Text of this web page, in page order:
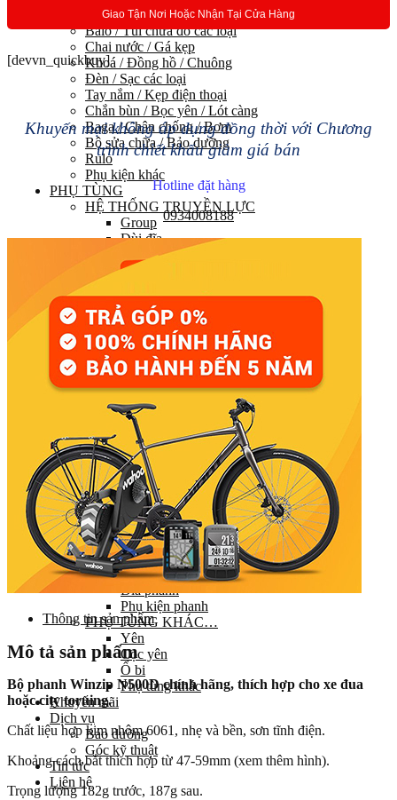
Trang phục đạp xe
Balo / Túi chứa đồ các loại
Chai nước / Gá kẹp
Khoá / Đồng hồ / Chuông
Đèn / Sạc các loại
Tay nắm / Kẹp điện thoại
Chắn bùn / Bọc yên / Lót càng
Baga / Chân chống / Bơm
Bộ sửa chữa / Bảo dưỡng
Rulo
Phụ kiện khác
PHỤ TÙNG
HỆ THỐNG TRUYỀN LỰC
Group
Đùi đĩa
Tay đề (chuyển số)
Gạt líp / Gạt đĩa
Pedal (Bàn đạp)
HỆ THỐNG CHUYỂN ĐỘNG
Trục giữa
Moay ơ
Vành xe (Niềng)
Lốp xe (Vỏ xe)
Nan hoa (Căm)
HỆ THỐNG LÁI
Ghi đông (Tay lái)
Pô tăng
Cổ phuộc
Phuộc (Giảm xóc)
HỆ THỐNG PHANH
Bộ phanh / Cụm phanh
Tay phanh / Dây
Má phanh
Đĩa phanh
Phụ kiện phanh
PHỤ TÙNG KHÁC…
Yên
Cọc yên
Ổ bi
Phụ tùng khác
Khuyến mãi
Dịch vụ
Bảo dưỡng
Góc kỹ thuật
Tin tức
Liên hệ
Giao Tận Nơi Hoặc Nhận Tại Cửa Hàng
[devvn_quickbuy]
Khuyến mại không áp dụng đồng thời với Chương
trình chiết khấu giảm giá bán
Hotline đặt hàng
0934008188
Thông tin sản phẩm
Mô tả sản phẩm
Bộ phanh Winzip N500D chính hãng, thích hợp cho xe đua
hoặc city toruing.
Chất liệu hợp kim nhôm 6061, nhẹ và bền, sơn tĩnh điện.
Khoảng cách bắt thích hợp từ 47-59mm (xem thêm hình).
Trọng lượng 182g trước, 187g sau.